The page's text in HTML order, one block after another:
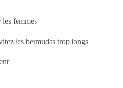
les femmes
les bermudas trop longs